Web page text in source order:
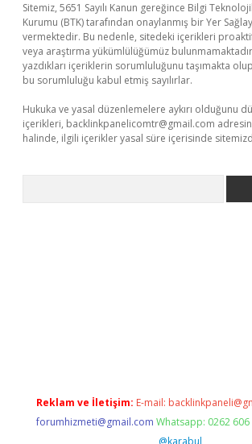
Sitemiz, 5651 Sayılı Kanun gereğince Bilgi
Kurumu (BTK) tarafından onaylanmış bir Yer
vermektedir. Bu nedenle, sitedeki içerikleri
veya araştırma yükümlülüğümüz
yazdıkları içeriklerin sorumluluğunu taşımakta
bu sorumluluğu kabul etmiş sayılırlar.
Hukuka ve yasal düzenlemelere aykırı olduğunu
içerikleri, backlinkpanelicomtr@gmail.com
halinde, ilgili içerikler yasal süre içerisinde
Reklam ve İletişim: E-mail:
forumhizmeti@gmail.com Whatsapp: 0262 606
@karabul